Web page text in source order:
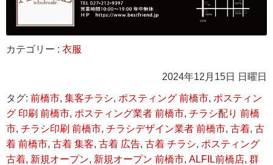
カテゴリー : 衣服
2024年12月15日 日曜日
タグ: 前橋市, 集客チラシ, ポスティング 前橋市, ポスティン
グ 印刷 前橋市, ポスティング業者 前橋市, チラシ配り 前橋
市, チラシ印刷 前橋市, チラシデザイン業者 前橋市, 古着, 古
着 前橋市, 古着 集客, 古着 広告, 古着 チラシ, ポスティング
古着, 新規オープン, 新規オープン 前橋市, ALFIL前橋店, 群